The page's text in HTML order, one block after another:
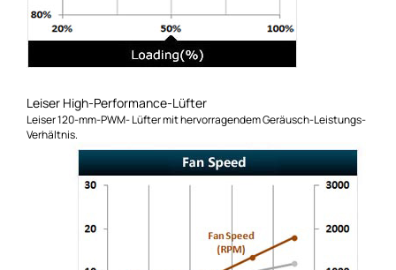
Leiser High-Performance-Lüfter
Leiser 120-mm-PWM- Lüfter mit hervorragendem Geräusch-Leistungs-
Verhältnis.